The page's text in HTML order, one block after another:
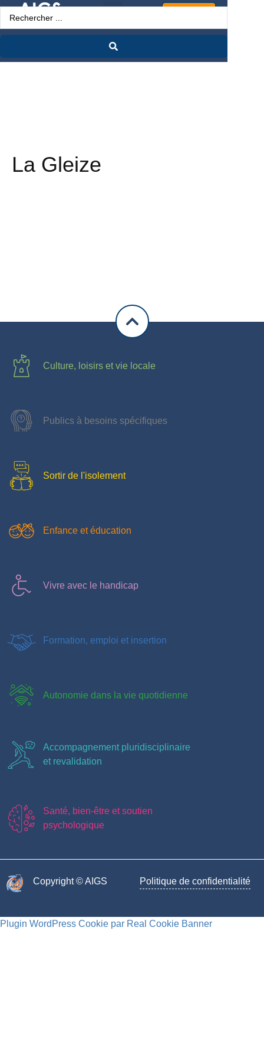
La Gleize
Culture, loisirs et vie locale
Publics à besoins spécifiques
Sortir de l'isolement
Enfance et éducation
Vivre avec le handicap
Formation, emploi et insertion
Autonomie dans la vie quotidienne
Accompagnement pluridisciplinaire
et revalidation
Santé, bien-être et soutien
psychologique
Copyright © AIGS​ Politique de confidentialité
Plugin WordPress Cookie par Real Cookie Banner